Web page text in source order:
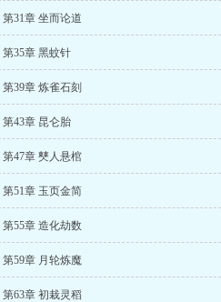
第31章 坐而论道
第35章 黑蚊针
第39章 炼雀石刻
第43章 昆仑胎
第47章 僰人悬棺
第51章 玉页金简
第55章 造化劫数
第59章 月轮炼魔
第63章 初栽灵稻